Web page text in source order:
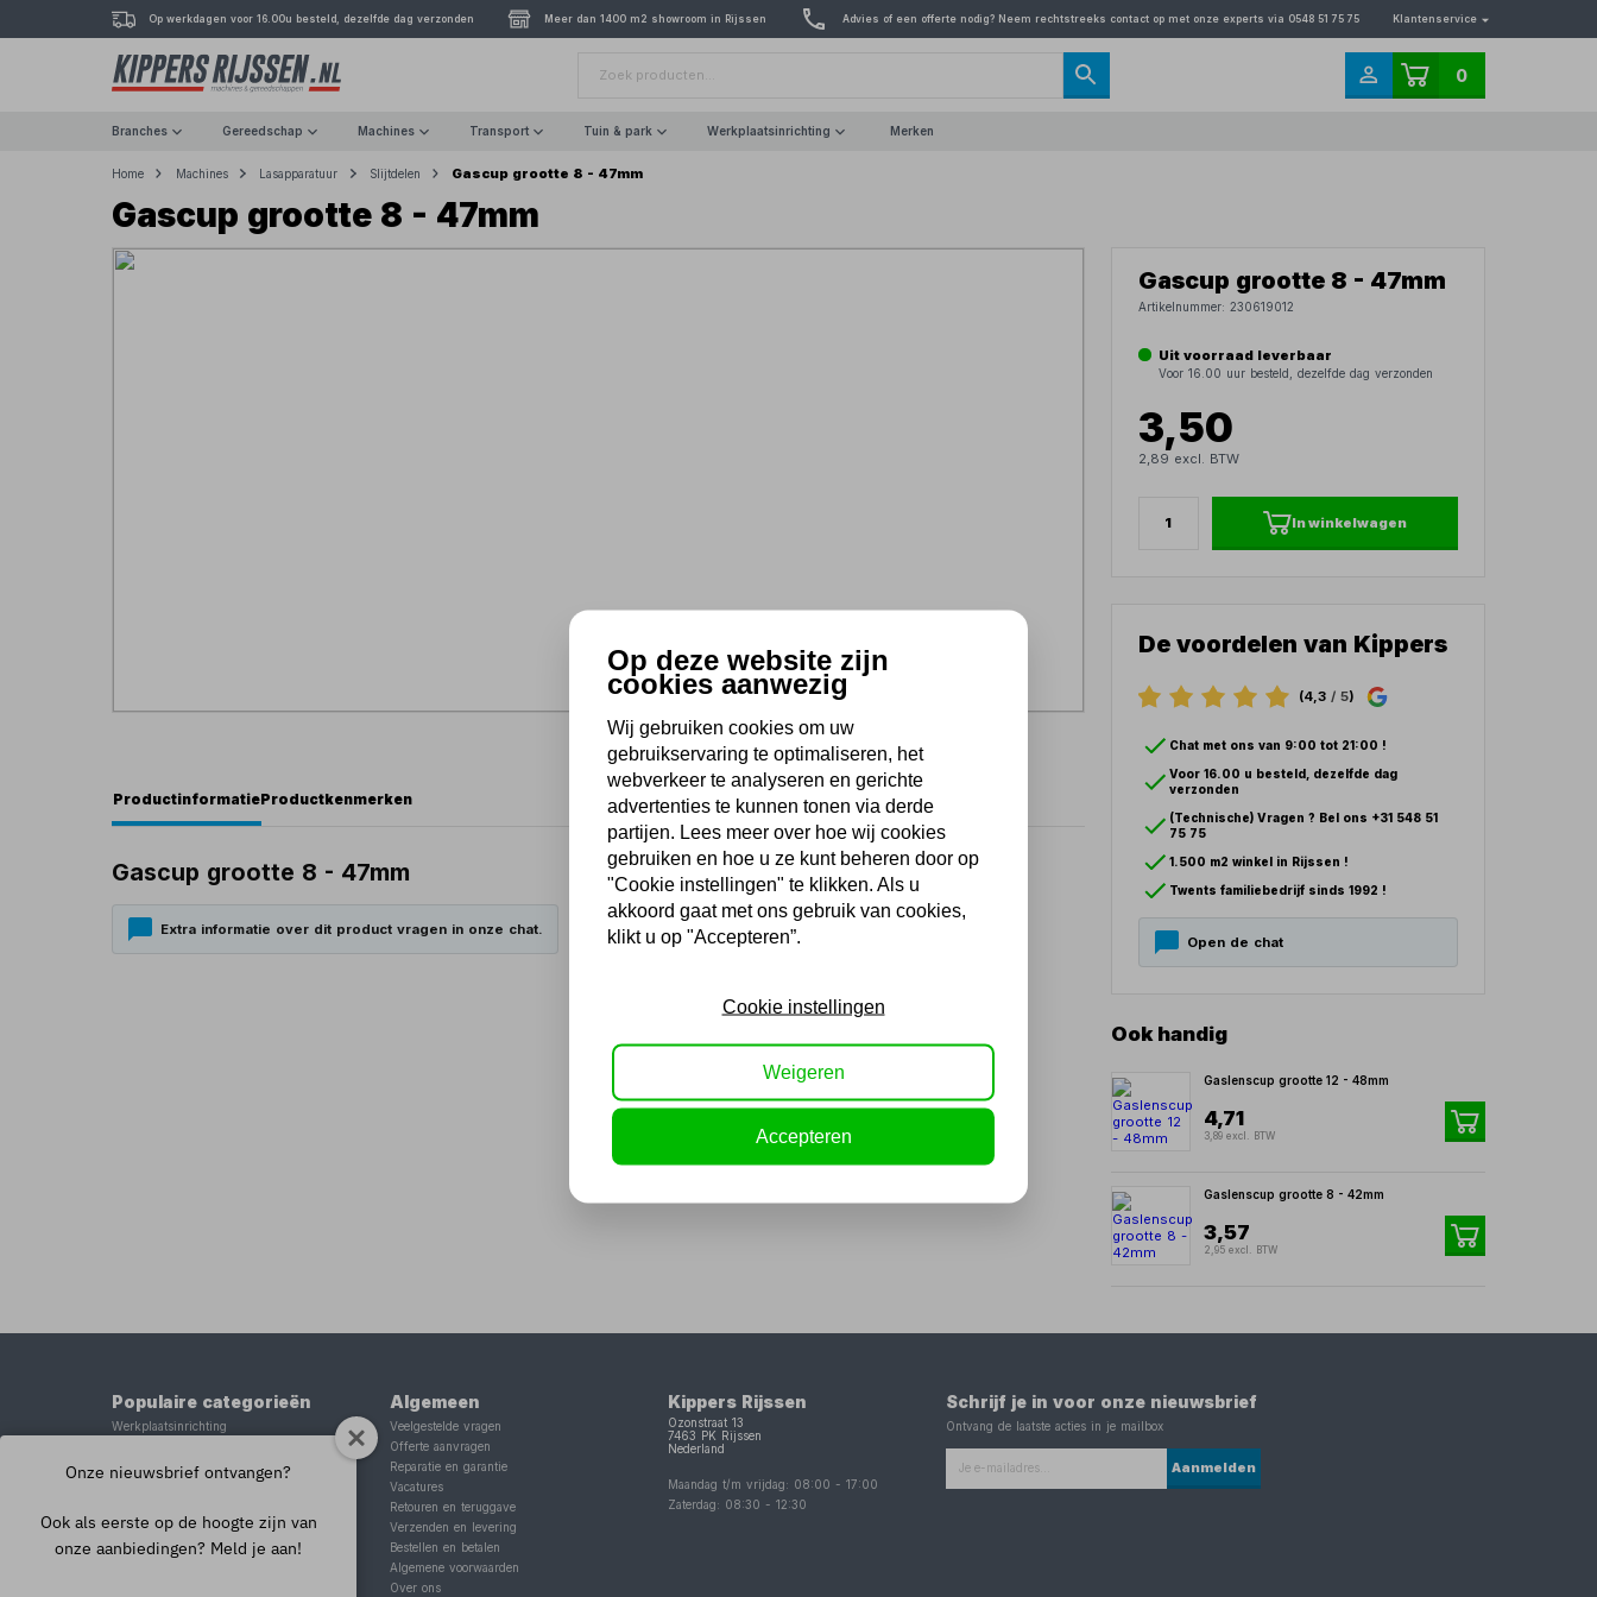
Op werkdagen voor 16.00u besteld, dezelfde dag verzonden Meer dan 1400 m2 showroom in Rijssen Advies of een offerte nodig? Neem rechtstreeks contact op met onze experts via 0548 51 75 75 Klantenservice
0
Branches Gereedschap Machines Transport Tuin & park Werkplaatsinrichting Merken
Home Machines Lasapparatuur Slijtdelen Gascup grootte 8 - 47mm
Gascup grootte 8 - 47mm
ProductinformatieProductkenmerken
Gascup grootte 8 - 47mm
Extra informatie over dit product vragen in onze chat.
Gascup grootte 8 - 47mm
Artikelnummer:230619012
Uit voorraad leverbaar
Voor 16.00 uur besteld, dezelfde dag verzonden
3,50
2,89 excl. BTW
In winkelwagen
De voordelen van Kippers
(4,3/ 5)
Chat met ons van 9:00 tot 21:00 !
Voor 16.00 u besteld, dezelfde dag
verzonden
(Technische) Vragen ? Bel ons +31 548 51
75 75
1.500 m2 winkel in Rijssen !
Twents familiebedrijf sinds 1992 !
Open de chat
Ook handig
Gaslenscup grootte 12 - 48mm
4,71
3,89 excl. BTW
Gaslenscup grootte 8 - 42mm
3,57
2,95 excl. BTW
Populaire categorieën
Werkplaatsinrichting
Tig lasapparaat
Motorlift
Schaarlift
Algemeen
Veelgestelde vragen
Offerte aanvragen
Reparatie en garantie
Vacatures
Retouren en teruggave
Verzenden en levering
Bestellen en betalen
Algemene voorwaarden
Over ons
Kippers Rijssen
Ozonstraat 13
7463 PK
Rijssen
Nederland
Maandag t/m vrijdag: 08:00 -17:00
Zaterdag: 08:30 -12:30
Schrijf je in voor onze nieuwsbrief
Ontvang de laatste acties in je mailbox
Aanmelden
Op deze website zijn
cookies aanwezig
Wij gebruiken cookies om uw
gebruikservaring te optimaliseren, het
webverkeer te analyseren en gerichte
advertenties te kunnen tonen via derde
partijen. Lees meer over hoe wij cookies
gebruiken en hoe u ze kunt beheren door op
"Cookie instellingen" te klikken. Als u
akkoord gaat met ons gebruik van cookies,
klikt u op "Accepteren”.
Cookie instellingen
Weigeren
Accepteren
Onze nieuwsbrief ontvangen?
Ook als eerste op de hoogte zijn van
onze aanbiedingen? Meld je aan!